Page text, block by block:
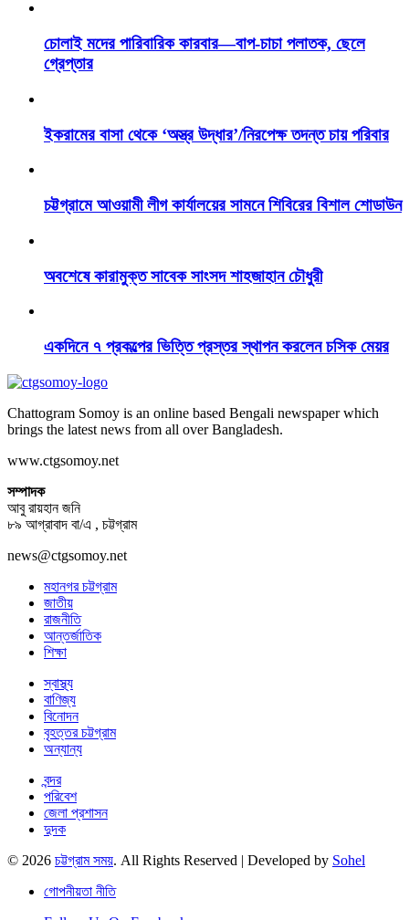
চোলাই মদের পারিবারিক কারবার—বাপ-চাচা পলাতক, ছেলে
গ্রেপ্তার
ইকরামের বাসা থেকে ‘অস্ত্র উদ্ধার’/নিরপেক্ষ তদন্ত চায় পরিবার
চট্টগ্রামে আওয়ামী লীগ কার্যালয়ের সামনে শিবিরের বিশাল শোডাউন
অবশেষে কারামুক্ত সাবেক সাংসদ শাহজাহান চৌধুরী
একদিনে ৭ প্রকল্পের ভিত্তি প্রস্তর স্থাপন করলেন চসিক মেয়র
Chattogram Somoy is an online based Bengali newspaper which
brings the latest news from all over Bangladesh.
www.ctgsomoy.net
সম্পাদক
আবু রায়হান জনি
৮৯ আগ্রাবাদ বা/এ , চট্টগ্রাম
news@ctgsomoy.net
মহানগর চট্টগ্রাম
জাতীয়
রাজনীতি
আন্তর্জাতিক
শিক্ষা
স্বাস্থ্য
বাণিজ্য
বিনোদন
বৃহত্তর চট্টগ্রাম
অন্যান্য
বন্দর
পরিবেশ
জেলা প্রশাসন
দুদক
© 2026 চট্টগ্রাম সময়. All Rights Reserved | Developed by Sohel
গোপনীয়তা নীতি